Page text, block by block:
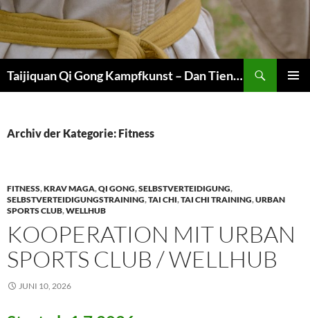
Zum
Inhalt
springen
Taijiquan Qi Gong Kampfkunst – Dan Tien Martial Arts
Archiv der Kategorie: Fitness
FITNESS,KRAV MAGA,QI GONG,SELBSTVERTEIDIGUNG,
SELBSTVERTEIDIGUNGSTRAINING,TAI CHI,TAI CHI TRAINING,URBAN
SPORTS CLUB,WELLHUB
KOOPERATION MIT URBAN
SPORTS CLUB / WELLHUB
JUNI 10, 2026